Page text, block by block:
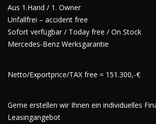
Aus 1.Hand / 1. Owner
Unfallfrei – accident free
Sofort verfügbar / Today free / On Stock
Mercedes-Benz Werksgarantie
Netto/Exportprice/TAX free = 151.300,-€
Gerne erstellen wir Ihnen ein individuelles
Leasingangebot